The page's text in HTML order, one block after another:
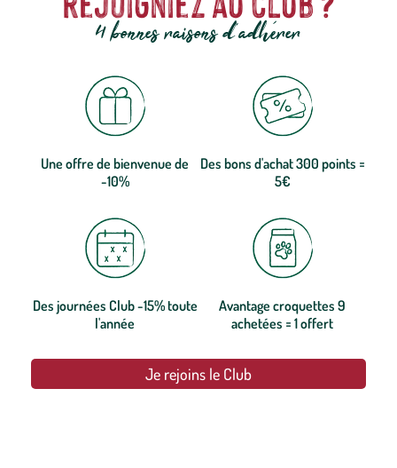
4 bonnes raisons d'adhérer
Une offre de bienvenue de
-10%
Des bons d'achat 300 points =
5€
Des journées Club -15% toute
l'année
Avantage croquettes 9
achetées = 1 offert
Je rejoins le Club